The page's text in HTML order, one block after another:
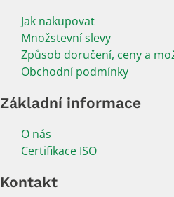
Jak nakupovat
Množstevní slevy
Způsob doručení, ceny a
Obchodní podmínky
Základní informace
O nás
Certifikace ISO
Kontakt